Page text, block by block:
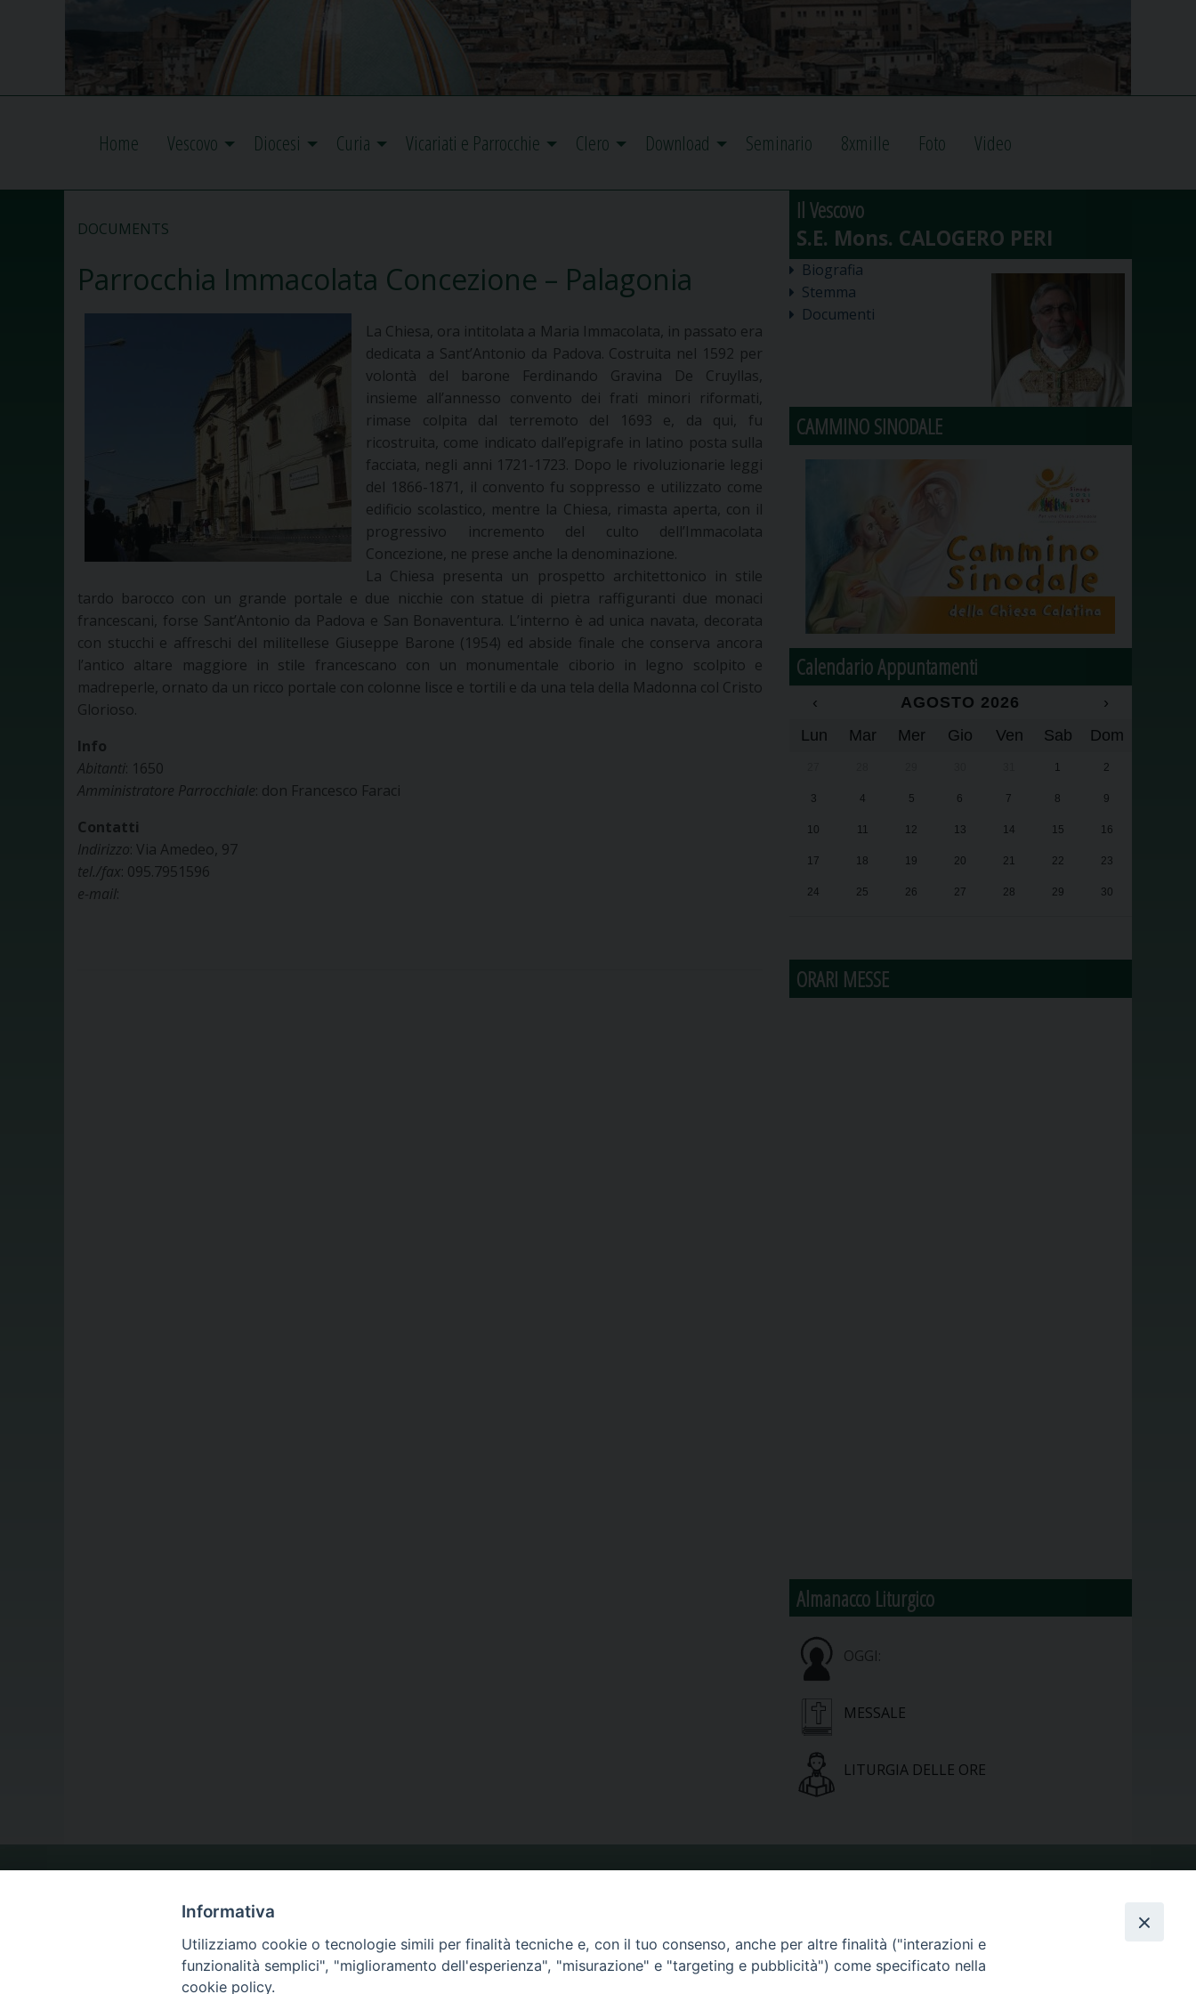
Home Vescovo Diocesi Curia Vicariati e Parrocchie Clero Download Seminario 8xmille Foto Video
DOCUMENTS
Parrocchia Immacolata Concezione – Palagonia
La Chiesa, ora intitolata a Maria Immacolata, in passato era
dedicata a Sant’Antonio da Padova. Costruita nel 1592 per
volontà del barone Ferdinando Gravina De Cruyllas,
insieme all’annesso convento dei frati minori riformati,
rimase colpita dal terremoto del 1693 e, da qui, fu
ricostruita, come indicato dall’epigrafe in latino posta sulla
facciata, negli anni 1721-1723. Dopo le rivoluzionarie leggi
del 1866-1871, il convento fu soppresso e utilizzato come
edificio scolastico, mentre la Chiesa, rimasta aperta, con il
progressivo incremento del culto dell’Immacolata
Concezione, ne prese anche la denominazione.
La Chiesa presenta un prospetto architettonico in stile
tardo barocco con un grande portale e due nicchie con statue di pietra raffiguranti due monaci
francescani, forse Sant’Antonio da Padova e San Bonaventura. L’interno è ad unica navata, decorata
con stucchi e affreschi del militellese Giuseppe Barone (1954) ed abside finale che conserva ancora
l’antico altare maggiore in stile francescano con un monumentale ciborio in legno scolpito e
madreperle, ornato da un ricco portale con colonne lisce e tortili e da una tela della Madonna col Cristo
Glorioso.
Info
Abitanti: 1650
Amministratore Parrocchiale: don Francesco Faraci
Contatti
Indirizzo: Via Amedeo, 97
tel./fax: 095.7951596
e-mail:
Il Vescovo
Biografia
Stemma
Documenti
CAMMINO SINODALE
Calendario Appuntamenti
‹ AGOSTO 2026
›
Lun
Mar Mer Gio Ven Sab Dom
1 2
3 4 5 6 7 8 9
10 11 12 13 14 15 16
17 18 19 20 21 22 23
24 25 26 27 28 29 30
ORARI MESSE
Almanacco Liturgico
OGGI:
MESSALE
LITURGIA DELLE ORE
LA NOSTRA DIOCESI
IL VESCOVO
CALENDARIO PASTORALE
PHOTOGALLERY
Informativa
Utilizziamo cookie o tecnologie simili per finalità tecniche e, con il tuo consenso, anche per altre finalità ("interazioni e
funzionalità semplici", "miglioramento dell'esperienza", "misurazione" e "targeting e pubblicità") come specificato nella
cookie policy.